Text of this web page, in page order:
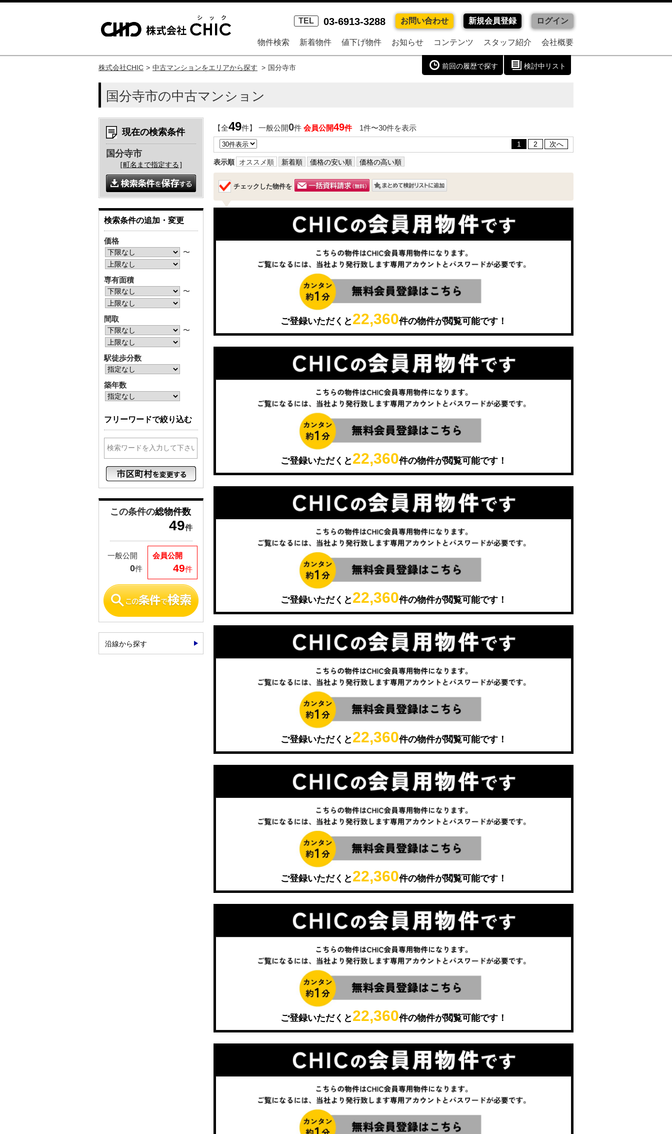
TEL 03-6913-3288 お問い合わせ 新規会員登録 ログイン
物件検索 新着物件 値下げ物件 お知らせ コンテンツ スタッフ紹介 会社概要
前回の履歴で探す 検討中リスト
株式会社CHIC 中古マンションをエリアから探す 国分寺市
国分寺市の中古マンション
【全49件】 一般公開0件 会員公開49件1件〜30件を表示
1 2 次へ
表示順 オススメ順 新着順 価格の安い順 価格の高い順
チェックした物件を
ご登録いただくと 22,360件の物件が閲覧可能です！
ご登録いただくと 22,360件の物件が閲覧可能です！
ご登録いただくと 22,360件の物件が閲覧可能です！
ご登録いただくと 22,360件の物件が閲覧可能です！
ご登録いただくと 22,360件の物件が閲覧可能です！
ご登録いただくと 22,360件の物件が閲覧可能です！
現在の検索条件
国分寺市
［町名まで指定する ］
検索条件の追加・変更
価格
〜
専有面積
〜
間取
〜
駅徒歩分数
築年数
フリーワードで絞り込む
この条件の総物件数
49件
会員公開
49件
一般公開
0件
沿線から探す